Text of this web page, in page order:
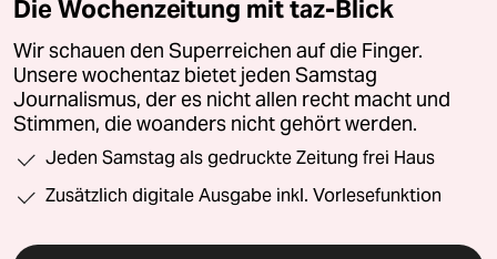
Die Wochenzeitung mit taz-Blick
Wir schauen den Superreichen auf die Finger.
Unsere wochentaz bietet jeden Samstag
Journalismus, der es nicht allen recht macht und
Stimmen, die woanders nicht gehört werden.
Jeden Samstag als gedruckte Zeitung frei Haus
Zusätzlich digitale Ausgabe inkl. Vorlesefunktion